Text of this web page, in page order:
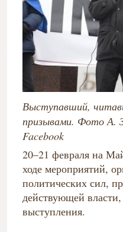
Выступавший,
призывами. Фото А.
Facebook
20–21 февраля на
ходе мероприятий,
политических сил,
действующей
выступления.